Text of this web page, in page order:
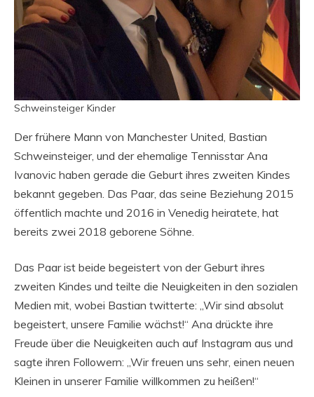
Schweinsteiger Kinder
Der frühere Mann von Manchester United, Bastian
Schweinsteiger, und der ehemalige Tennisstar Ana
Ivanovic haben gerade die Geburt ihres zweiten Kindes
bekannt gegeben. Das Paar, das seine Beziehung 2015
öffentlich machte und 2016 in Venedig heiratete, hat
bereits zwei 2018 geborene Söhne.
Das Paar ist beide begeistert von der Geburt ihres
zweiten Kindes und teilte die Neuigkeiten in den sozialen
Medien mit, wobei Bastian twitterte: „Wir sind absolut
begeistert, unsere Familie wächst!“ Ana drückte ihre
Freude über die Neuigkeiten auch auf Instagram aus und
sagte ihren Followern: „Wir freuen uns sehr, einen neuen
Kleinen in unserer Familie willkommen zu heißen!“